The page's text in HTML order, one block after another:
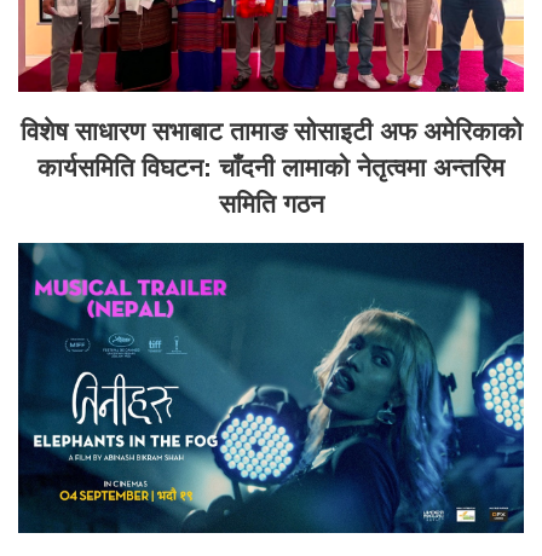
विशेष साधारण सभाबाट तामाङ सोसाइटी अफ अमेरिकाको
कार्यसमिति विघटन: चाँदनी लामाको नेतृत्वमा अन्तरिम
समिति गठन